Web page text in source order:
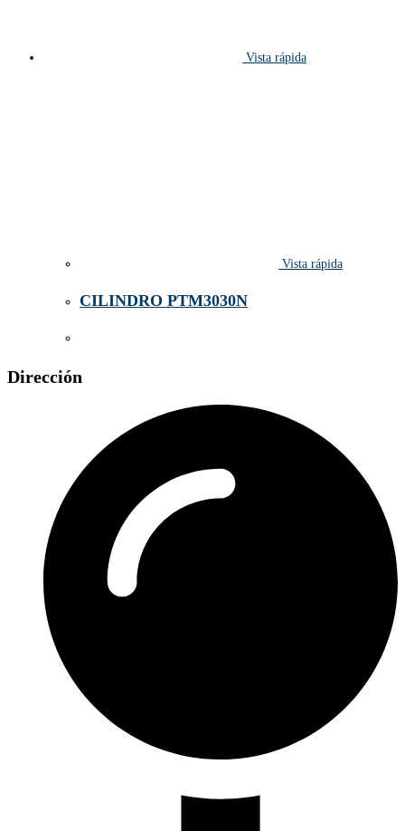
Vista rápida
Vista rápida
CILINDRO PTM3030N
Dirección